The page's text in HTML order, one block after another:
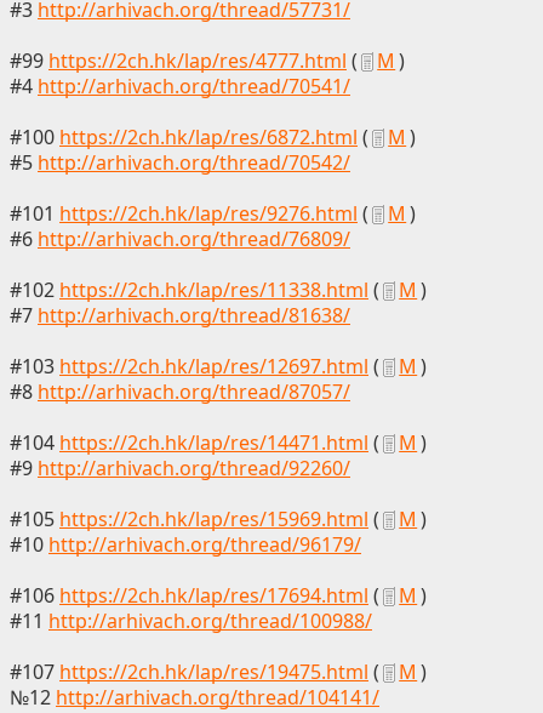
#3 http://arhivach.org/thread/57731/
#99 https://2ch.hk/lap/res/4777.html ( М )
#4 http://arhivach.org/thread/70541/
#100 https://2ch.hk/lap/res/6872.html ( М )
#5 http://arhivach.org/thread/70542/
#101 https://2ch.hk/lap/res/9276.html ( М )
#6 http://arhivach.org/thread/76809/
#102 https://2ch.hk/lap/res/11338.html ( М )
#7 http://arhivach.org/thread/81638/
#103 https://2ch.hk/lap/res/12697.html ( М )
#8 http://arhivach.org/thread/87057/
#104 https://2ch.hk/lap/res/14471.html ( М )
#9 http://arhivach.org/thread/92260/
#105 https://2ch.hk/lap/res/15969.html ( М )
#10 http://arhivach.org/thread/96179/
#106 https://2ch.hk/lap/res/17694.html ( М )
#11 http://arhivach.org/thread/100988/
#107 https://2ch.hk/lap/res/19475.html ( М )
№12 http://arhivach.org/thread/104141/